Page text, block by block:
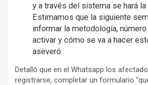
y a través del sistema se hará
Estimamos que la siguiente
informar la metodología,
activar y cómo se va a hacer
aseveró.
Detalló que en el Whatsapp los
registrarse, completar un formulario